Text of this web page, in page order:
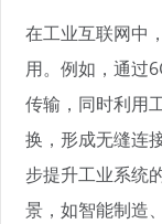
在工业互联网中
用。例如，通过
传输，同时利用
换，形成无缝连
步提升工业系统
景，如智能制造